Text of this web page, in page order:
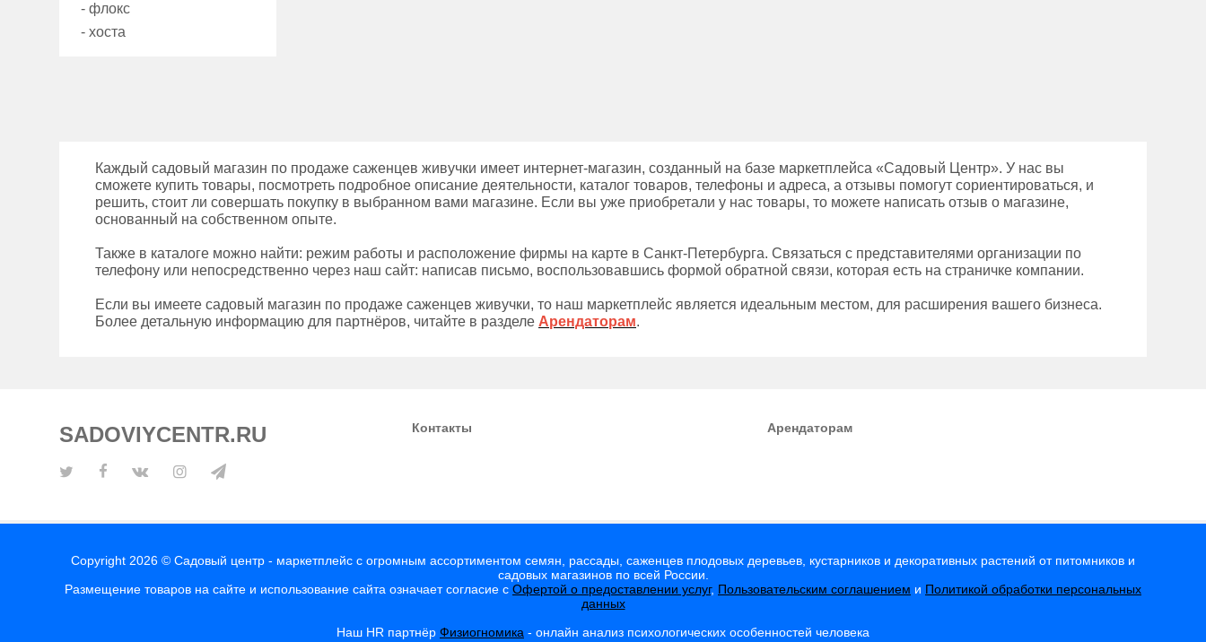
- флокс
- хоста
Каждый садовый магазин по продаже саженцев живучки имеет интернет-магазин, созданный на базе маркетплейса «Садовый Центр». У нас вы
сможете купить товары, посмотреть подробное описание деятельности, каталог товаров, телефоны и адреса, а отзывы помогут сориентироваться, и
решить, стоит ли совершать покупку в выбранном вами магазине. Если вы уже приобретали у нас товары, то можете написать отзыв о магазине,
основанный на собственном опыте.
Также в каталоге можно найти: режим работы и расположение фирмы на карте в Санкт-Петербурга. Связаться с представителями организации по
телефону или непосредственно через наш сайт: написав письмо, воспользовавшись формой обратной связи, которая есть на страничке компании.
Если вы имеете садовый магазин по продаже саженцев живучки, то наш маркетплейс является идеальным местом, для расширения вашего бизнеса.
Более детальную информацию для партнёров, читайте в разделе Арендаторам.
SADOVIYCENTR.RU Контакты Арендаторам
Copyright 2026 © Садовый центр - маркетплейс с огромным ассортиментом семян, рассады, саженцев плодовых деревьев, кустарников и декоративных растений от питомников и
садовых магазинов по всей России.
Размещение товаров на сайте и использование сайта означает согласие с Офертой о предоставлении услуг, Пользовательским соглашением и Политикой обработки персональных
данных
Наш HR партнёр Физиогномика - онлайн анализ психологических особенностей человека